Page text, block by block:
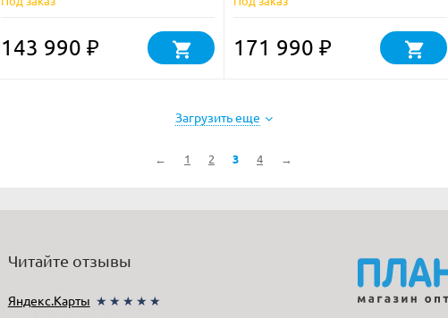
143 990 ₽ 171 990 ₽
Загрузить еще
← 1 2 3 4 →
Читайте отзывы
Яндекс.Карты ★★★★★